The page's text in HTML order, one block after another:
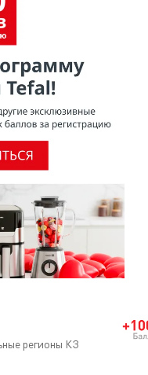
группе 3 [Том 19, 288
что он не
том, что ПТФЭ
и тот
медицине
артерии, протезы
регионы КЗ